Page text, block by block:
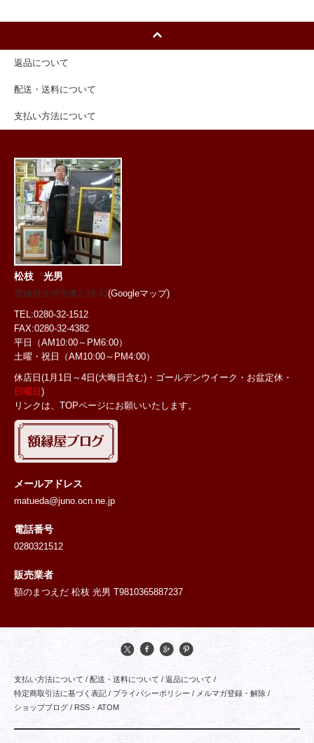
返品について
配送・送料について
支払い方法について
松枝 光男
茨城県古河市東2-19-31(Googleマップ)
TEL:0280-32-1512
FAX:0280-32-4382
平日（AM10:00～PM6:00）
土曜・祝日
（AM10:00～PM4:00）
休店日(1月1日～4日(大晦日含む)・ゴールデンウイーク・お盆定休・
日曜日 )
リンクは、TOPページにお願いいたします。
メールアドレス
matueda@juno.ocn.ne.jp
電話番号
0280321512
販売業者
額のまつえだ 松枝 光男 T9810365887237
支払い方法について / 配送・送料について / 返品について /
特定商取引法に基づく表記 / プライバシーポリシー / メルマガ登録・解除 /
ショップブログ / RSS ・ ATOM